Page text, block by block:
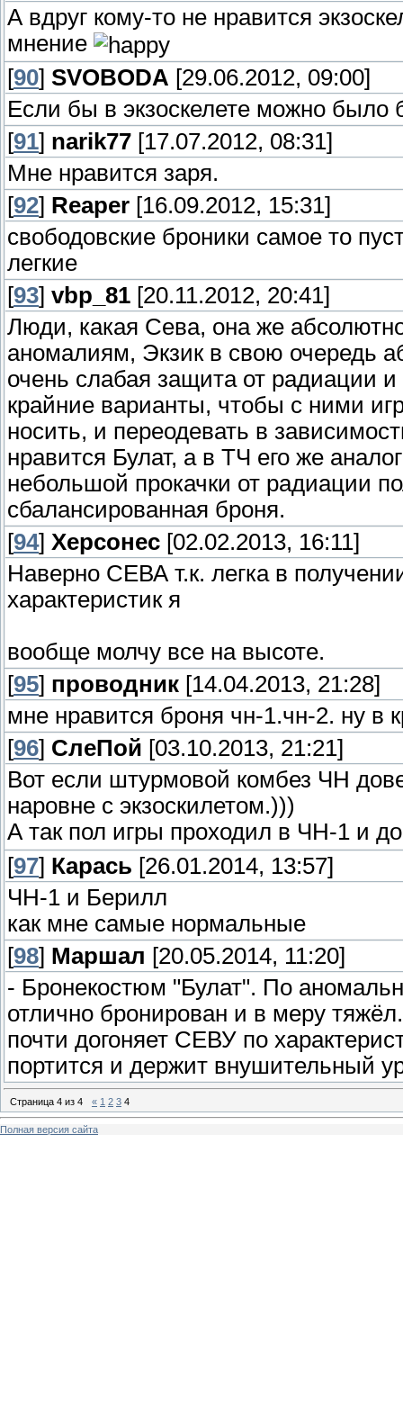
А вдруг кому-то не нравится
мнение
[90] SVOBODA [29.06.2012, 09:00]
Если бы в экзоскелете можно было
[91] narik77 [17.07.2012, 08:31]
Мне нравится заря.
[92] Reaper [16.09.2012, 15:31]
свободовские броники самое то
легкие
[93] vbp_81 [20.11.2012, 20:41]
Люди, какая Сева, она же
аномалиям, Экзик в свою очередь
очень слабая защита от радиации
крайние варианты, чтобы с ними
носить, и переодевать в
нравится Булат, а в ТЧ его же
небольшой прокачки от радиации
сбалансированная броня.
[94] Херсонес [02.02.2013, 16:11]
Наверно СЕВА т.к. легка в
характеристик я
вообще молчу все на высоте.
[95] проводник [14.04.2013, 21:28]
мне нравится броня чн-1.чн-2. ну в
[96] СлеПoй [03.10.2013, 21:21]
Вот если штурмовой комбез ЧН
наровне с экзоскилетом.)))
А так пол игры проходил в ЧН-1 и
[97] Карась [26.01.2014, 13:57]
ЧН-1 и Берилл
как мне самые нормальные
[98] Маршал [20.05.2014, 11:20]
- Бронекостюм "Булат". По
отлично бронирован и в меру
почти догоняет СЕВУ по
портится и держит внушительный
Страница 4 из 4 « 1 2 3 4
Полная версия сайта